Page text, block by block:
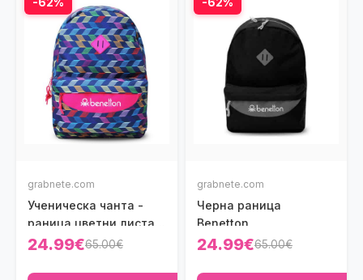
grabnete.com
Ученическа чанта -
раница цветни листа
Benetton
24.99€65.00€
grabnete.com
Черна раница
Benetton
24.99€65.00€